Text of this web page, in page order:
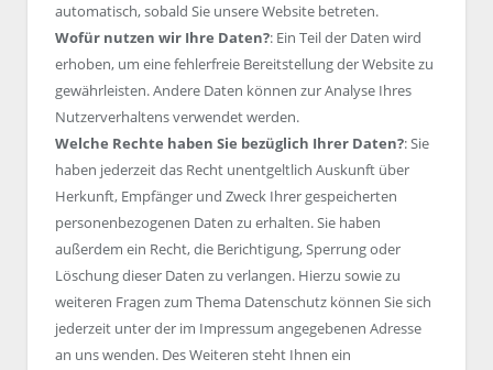
automatisch, sobald Sie unsere Website betreten.
Wofür nutzen wir Ihre Daten?: Ein Teil der Daten wird
erhoben, um eine fehlerfreie Bereitstellung der Website zu
gewährleisten. Andere Daten können zur Analyse Ihres
Nutzerverhaltens verwendet werden.
Welche Rechte haben Sie bezüglich Ihrer Daten?: Sie
haben jederzeit das Recht unentgeltlich Auskunft über
Herkunft, Empfänger und Zweck Ihrer gespeicherten
personenbezogenen Daten zu erhalten. Sie haben
außerdem ein Recht, die Berichtigung, Sperrung oder
Löschung dieser Daten zu verlangen. Hierzu sowie zu
weiteren Fragen zum Thema Datenschutz können Sie sich
jederzeit unter der im Impressum angegebenen Adresse
an uns wenden. Des Weiteren steht Ihnen ein